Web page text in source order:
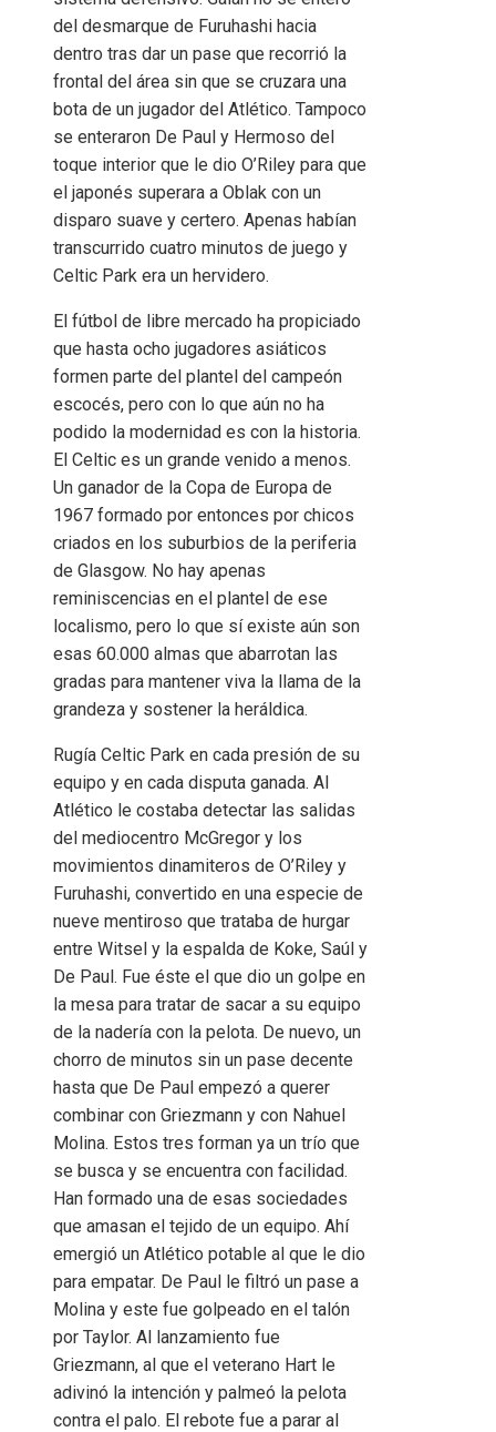
del desmarque de Furuhashi hacia
dentro tras dar un pase que recorrió la
frontal del área sin que se cruzara una
bota de un jugador del Atlético. Tampoco
se enteraron De Paul y Hermoso del
toque interior que le dio O’Riley para que
el japonés superara a Oblak con un
disparo suave y certero. Apenas habían
transcurrido cuatro minutos de juego y
Celtic Park era un hervidero.
El fútbol de libre mercado ha propiciado
que hasta ocho jugadores asiáticos
formen parte del plantel del campeón
escocés, pero con lo que aún no ha
podido la modernidad es con la historia.
El Celtic es un grande venido a menos.
Un ganador de la Copa de Europa de
1967 formado por entonces por chicos
criados en los suburbios de la periferia
de Glasgow. No hay apenas
reminiscencias en el plantel de ese
localismo, pero lo que sí existe aún son
esas 60.000 almas que abarrotan las
gradas para mantener viva la llama de la
grandeza y sostener la heráldica.
Rugía Celtic Park en cada presión de su
equipo y en cada disputa ganada. Al
Atlético le costaba detectar las salidas
del mediocentro McGregor y los
movimientos dinamiteros de O’Riley y
Furuhashi, convertido en una especie de
nueve mentiroso que trataba de hurgar
entre Witsel y la espalda de Koke, Saúl y
De Paul. Fue éste el que dio un golpe en
la mesa para tratar de sacar a su equipo
de la nadería con la pelota. De nuevo, un
chorro de minutos sin un pase decente
hasta que De Paul empezó a querer
combinar con Griezmann y con Nahuel
Molina. Estos tres forman ya un trío que
se busca y se encuentra con facilidad.
Han formado una de esas sociedades
que amasan el tejido de un equipo. Ahí
emergió un Atlético potable al que le dio
para empatar. De Paul le filtró un pase a
Molina y este fue golpeado en el talón
por Taylor. Al lanzamiento fue
Griezmann, al que el veterano Hart le
adivinó la intención y palmeó la pelota
contra el palo. El rebote fue a parar al